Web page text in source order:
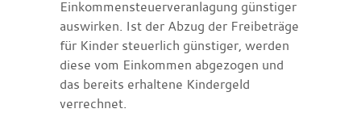
Einkommensteuerveranlagung günstiger
auswirken. Ist der Abzug der Freibeträge
für Kinder steuerlich günstiger, werden
diese vom Einkommen abgezogen und
das bereits erhaltene Kindergeld
verrechnet.